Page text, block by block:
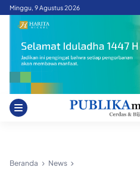
SkipMinggu, 9 Agustus 2026
Beranda News